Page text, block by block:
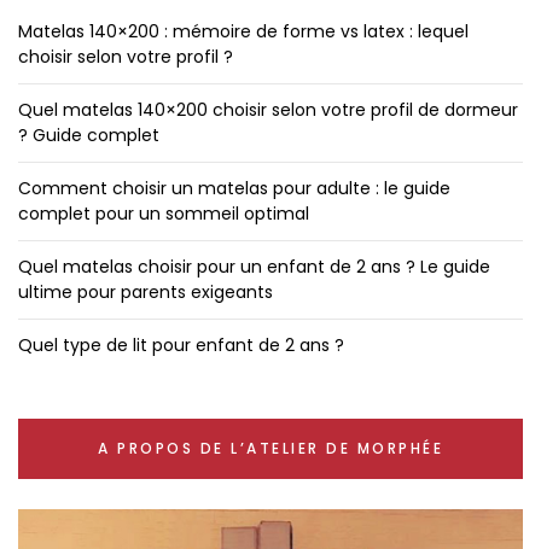
Matelas 140×200 : mémoire de forme vs latex : lequel
choisir selon votre profil ?
Quel matelas 140×200 choisir selon votre profil de dormeur
? Guide complet
Comment choisir un matelas pour adulte : le guide
complet pour un sommeil optimal
Quel matelas choisir pour un enfant de 2 ans ? Le guide
ultime pour parents exigeants
Quel type de lit pour enfant de 2 ans ?
A PROPOS DE L’ATELIER DE MORPHÉE